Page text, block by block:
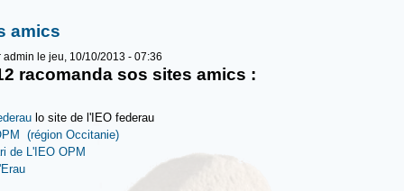
amics
admin le jeu, 10/10/2013 - 07:36
racomanda sos sites amics :
lo site de l'IEO federau
(région Occitanie)
de L'IEO OPM